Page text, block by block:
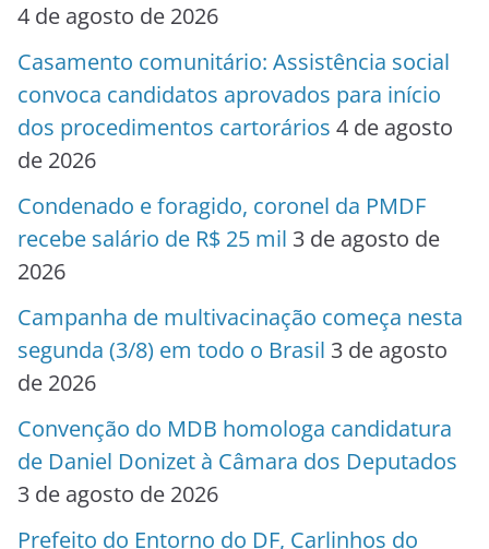
4 de agosto de 2026
Casamento comunitário: Assistência social
convoca candidatos aprovados para início
dos procedimentos cartorários 4 de agosto
de 2026
Condenado e foragido, coronel da PMDF
recebe salário de R$ 25 mil 3 de agosto de
2026
Campanha de multivacinação começa nesta
segunda (3/8) em todo o Brasil 3 de agosto
de 2026
Convenção do MDB homologa candidatura
de Daniel Donizet à Câmara dos Deputados
3 de agosto de 2026
Prefeito do Entorno do DF, Carlinhos do